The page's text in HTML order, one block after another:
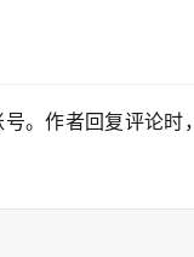
。作者回复评论时